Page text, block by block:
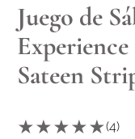
Juego de
Sateen
★★★★★(4)